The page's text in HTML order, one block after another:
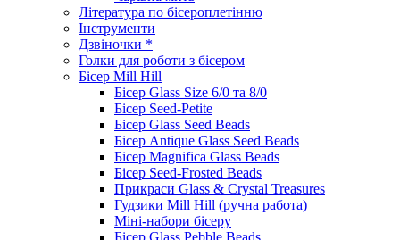
Література по бісероплетінню
Інструменти
Дзвіночки *
Голки для роботи з бісером
Бісер Mill Hill
Бісер Glass Size 6/0 та 8/0
Бісер Seed-Petite
Бісер Glass Seed Beads
Бісер Antique Glass Seed Beads
Бісер Magnifica Glass Beads
Бісер Seed-Frosted Beads
Прикраси Glass & Crystal Treasures
Гудзики Mill Hill (ручна работа)
Міні-набори бісеру
Бісер Glass Pebble Beads